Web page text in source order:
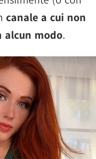
canale a cui non
alcun modo.